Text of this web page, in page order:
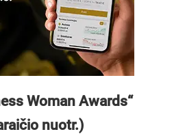
Woman Awards“
nuotr.)